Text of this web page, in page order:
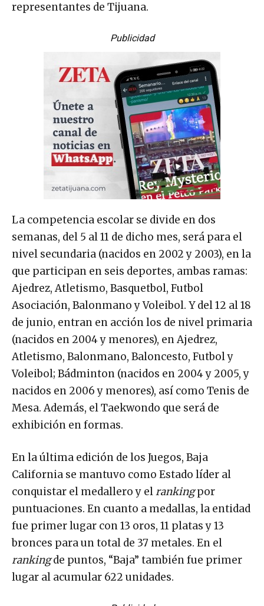
representantes de Tijuana.
Publicidad
La competencia escolar se divide en dos
semanas, del 5 al 11 de dicho mes, será para el
nivel secundaria (nacidos en 2002 y 2003), en la
que participan en seis deportes, ambas ramas:
Ajedrez, Atletismo, Basquetbol, Futbol
Asociación, Balonmano y Voleibol. Y del 12 al 18
de junio, entran en acción los de nivel primaria
(nacidos en 2004 y menores), en Ajedrez,
Atletismo, Balonmano, Baloncesto, Futbol y
Voleibol; Bádminton (nacidos en 2004 y 2005, y
nacidos en 2006 y menores), así como Tenis de
Mesa. Además, el Taekwondo que será de
exhibición en formas.
En la última edición de los Juegos, Baja
California se mantuvo como Estado líder al
conquistar el medallero y elrankingpor
puntuaciones. En cuanto a medallas, la entidad
fue primer lugar con 13 oros, 11 platas y 13
bronces para un total de 37 metales. En el
rankingde puntos, “Baja” también fue primer
lugar al acumular 622 unidades.